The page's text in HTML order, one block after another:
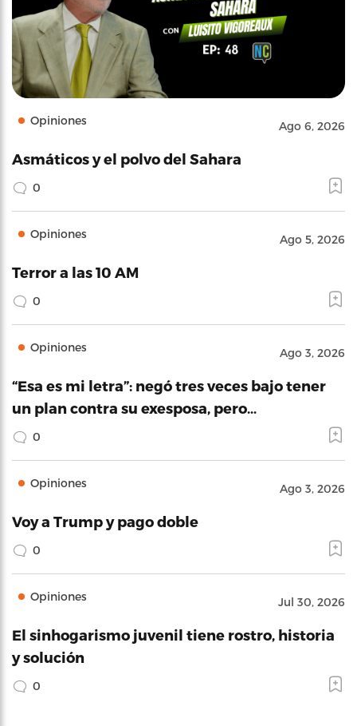
Opiniones Ago 6, 2026
Asmáticos y el polvo del Sahara
0
Opiniones Ago 5, 2026
Terror a las 10 AM
0
Opiniones Ago 3, 2026
“Esa es mi letra”: negó tres veces bajo tener
un plan contra su exesposa, pero…
0
Opiniones Ago 3, 2026
Voy a Trump y pago doble
0
Opiniones Jul 30, 2026
El sinhogarismo juvenil tiene rostro, historia
y solución
0